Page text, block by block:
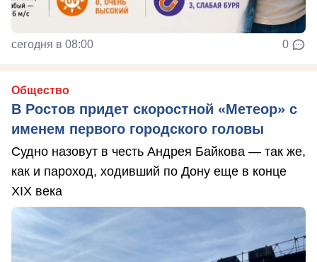
сегодня в 08:00 0
Общество
В Ростов придет скоростной «Метеор» с
именем первого городского головы
Судно назовут в честь Андрея Байкова — так же,
как и пароход, ходивший по Дону еще в конце
XIX века